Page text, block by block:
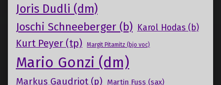
Joris Dudli (dm)
Joschi Schneeberger (b) Karol Hodas (b)
Kurt Peyer (tp) Margit Pitamitz (bjo voc)
Mario Gonzi (dm)
Markus Gaudriot (p) Martin Fuss (sax)